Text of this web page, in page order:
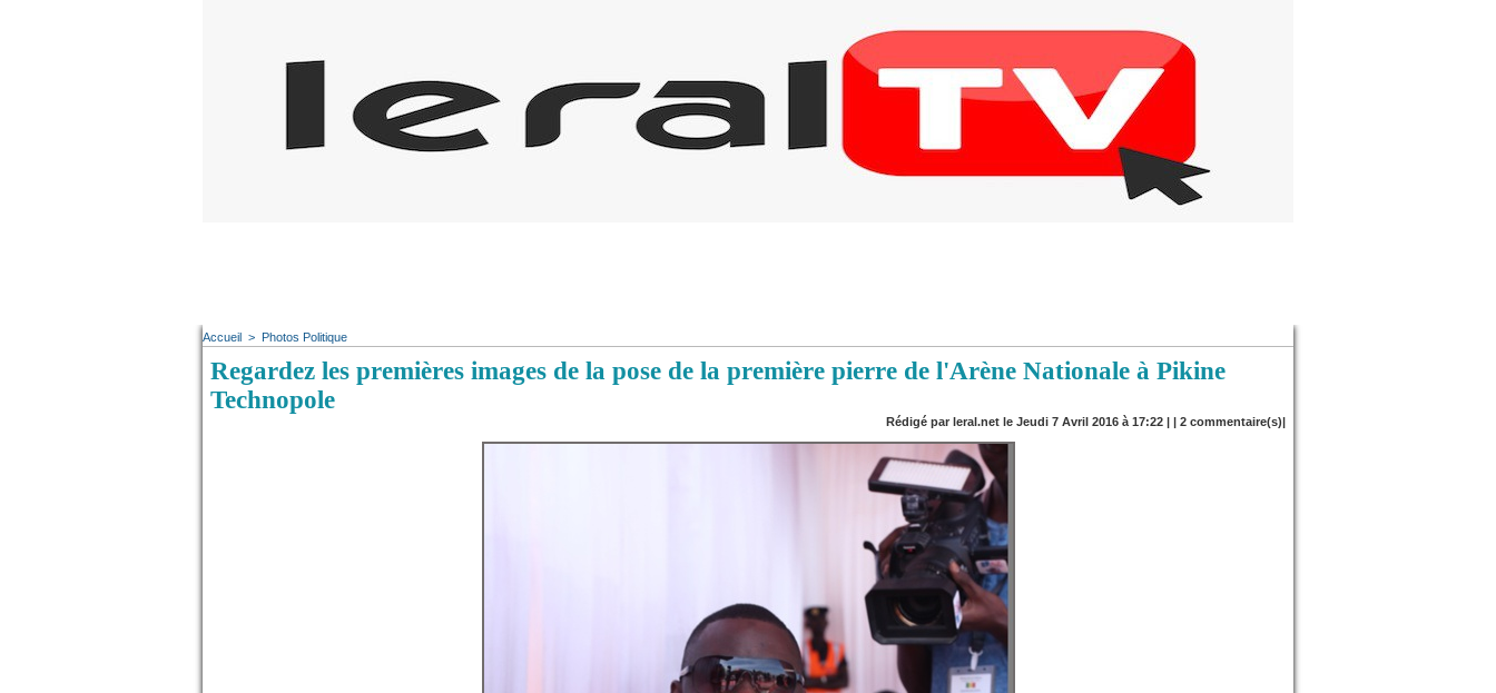
Accueil > Photos Politique
Regardez les premières images de la pose de la première pierre de l'Arène Nationale à Pikine
Technopole
Rédigé par leral.net le Jeudi 7 Avril 2016 à 17:22 | | 2 commentaire(s)|